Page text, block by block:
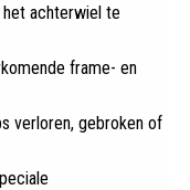
achterwiel te
frame- en
verloren, gebroken of